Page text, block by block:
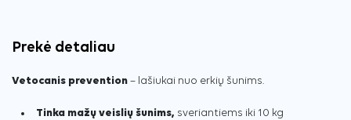
Prekė detaliau
Vetocanis prevention – lašiukai nuo erkių šunims.
Tinka mažų veislių šunims, sveriantiems iki 10 kg